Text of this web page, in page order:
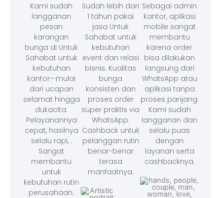
Kami sudah
langganan
pesan
karangan
bunga di Untuk
Sahabat untuk
kebutuhan
kantor—mulai
dari ucapan
selamat hingga
dukacita.
Pelayanannya
cepat, hasilnya
selalu rapi, .
Sangat
membantu
untuk
kebutuhan rutin
perusahaan.
Sudah lebih dari
1 tahun pakai
jasa Untuk
Sahabat untuk
kebutuhan
event dan relasi
bisnis. Kualitas
bunga
konsisten dan
proses order
super praktis via
WhatsApp.
Cashback untuk
pelanggan rutin
benar-benar
terasa
manfaatnya.
Sebagai admin
kantor, aplikasi
mobile sangat
membantu
karena order
bisa dilakukan
langsung dari
WhatsApp atau
aplikasi tanpa
proses panjang.
Kami sudah
langganan dan
selalu puas
dengan
layanan serta
cashbacknya.